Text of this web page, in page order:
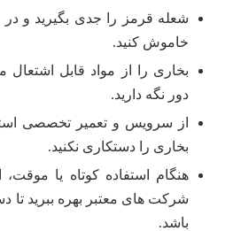
شعله قرمز را جدی بگیرید و
خاموش کنید.
بخاری را از مواد قابل اشتعال
دور نگه دارید.
از سرویس و تعمیر تخصصی
بخاری را دستکاری نکنید.
هنگام استفاده کوتاه یا موقت،
شرکت های معتبر بهره ببرید
باشد.